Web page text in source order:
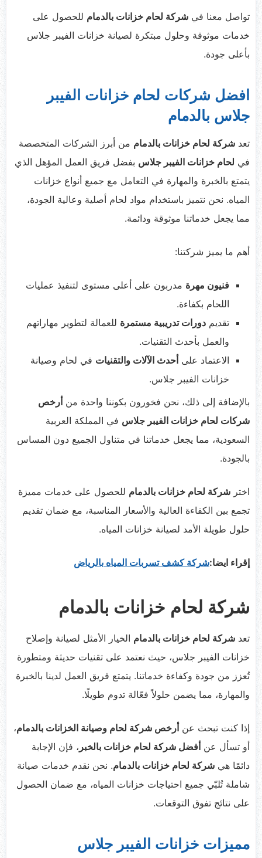
تواصل معنا في شركة لحام خزانات بالدمام للحصول على
خدمات موثوقة وحلول مبتكرة لصيانة خزانات الفيبر جلاس
بأعلى جودة.
افضل شركات لحام خزانات الفيبر
جلاس بالدمام
تعد شركة لحام خزانات بالدمام من أبرز الشركات المتخصصة
في لحام خزانات الفيبر جلاس بفضل فريق العمل المؤهل الذي
يتمتع بالخبرة والمهارة في التعامل مع جميع أنواع خزانات
المياه. نحن نتميز باستخدام مواد لحام أصلية وعالية الجودة،
مما يجعل خدماتنا موثوقة ودائمة.
أهم ما يميز شركتنا:
فنيون مهرة مدربون على أعلى مستوى لتنفيذ عمليات
اللحام بكفاءة.
تقديم دورات تدريبية مستمرة للعمالة لتطوير مهاراتهم
والعمل بأحدث التقنيات.
الاعتماد علىأحدث الآلات والتقنيات في لحام وصيانة
خزانات الفيبر جلاس.
بالإضافة إلى ذلك، نحن فخورون بكوننا واحدة منأرخص
شركات لحام خزانات الفيبر جلاس في المملكة العربية
السعودية، مما يجعل خدماتنا في متناول الجميع دون المساس
بالجودة.
اختر شركة لحام خزانات بالدمام للحصول على خدمات مميزة
تجمع بين الكفاءة العالية والأسعار المناسبة، مع ضمان تقديم
حلول طويلة الأمد لصيانة خزانات المياه.
إقراء ايضا:شركة كشف تسربات المياه بالرياض
شركة لحام خزانات بالدمام
تعد شركة لحام خزانات بالدمام الخيار الأمثل لصيانة وإصلاح
خزانات الفيبر جلاس، حيث نعتمد على تقنيات حديثة ومتطورة
تُعزز من جودة وكفاءة خدماتنا. يتمتع فريق العمل لدينا بالخبرة
والمهارة، مما يضمن حلولاً فعّالة تدوم طويلًا.
إذا كنت تبحث عنأرخص شركة لحام وصيانة الخزانات بالدمام،
أو تسأل عنأفضل شركة لحام خزانات بالخبر ، فإن الإجابة
دائمًا هي شركة لحام خزانات بالدمام. نحن نقدم خدمات صيانة
شاملة تُلبّي جميع احتياجات خزانات المياه، مع ضمان الحصول
على نتائج تفوق التوقعات.
مميزات خزانات الفيبر جلاس